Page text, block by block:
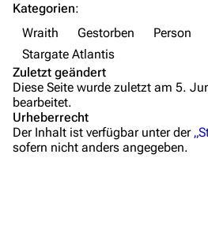
Wiki-Diskussion
Anfragen
Administrations-
Löschantrag
Vandalismus melden
Das Retrovirus als Waffe
Erschaffung des Iratus-
Entführung der Athosianer
Weitere Hybrid-Forschung
Invasion von Atlantis und Tod
Kategorien:
Wraith
Gestorben Person
Stargate Atlantis
Zuletzt geändert
Diese Seite wurde zuletzt am 5.
bearbeitet.
Urheberrecht
Der Inhalt ist verfügbar unter der
sofern nicht anders angegeben.